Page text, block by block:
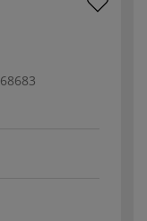
68683